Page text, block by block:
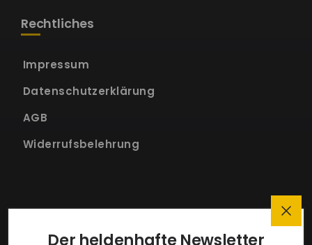
Der heldenhafte Newsletter
Rechtliches
Impressum
Datenschutzerklärung
AGB
Widerrufsbelehrung